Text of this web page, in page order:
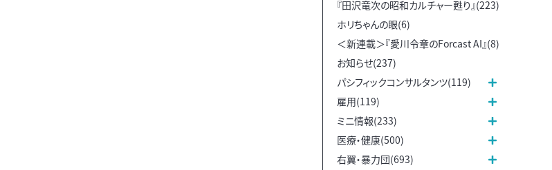
『田沢竜次の昭和カルチャー甦り』(223)
ホリちゃんの眼(6)
＜新連載＞『愛川令章のForcast AI』(8)
お知らせ(237)
パシフィックコンサルタンツ(119)
雇用(119)
ミニ情報(233)
医療・健康(500)
右翼・暴力団(693)